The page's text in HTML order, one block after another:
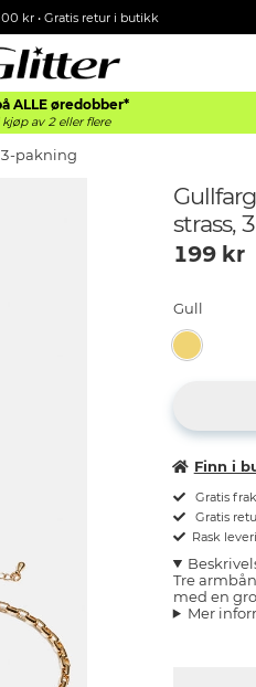
kr • Gratis retur i butikk
ALLE øredobber*
kjøp av 2 eller flere
pakning
strass,
199kr
Gull
Finn i
Gratis
Gratis
Rask
Tre
med en
Mer